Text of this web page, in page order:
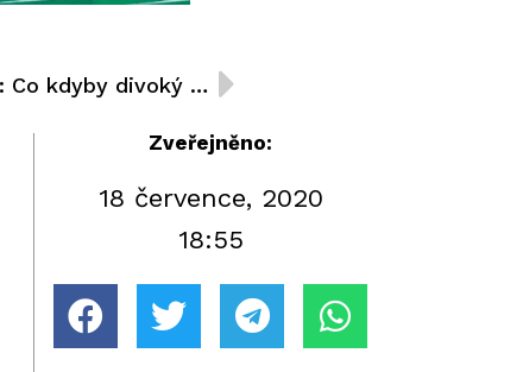
Sprint F3 na Hungaroringu: Co kdyby divoký „vítěz“ Viscaal navytlačil Charouzova jezdce Igora Fragu z dráhy?
Zveřejněno:
18 července, 2020
18:55